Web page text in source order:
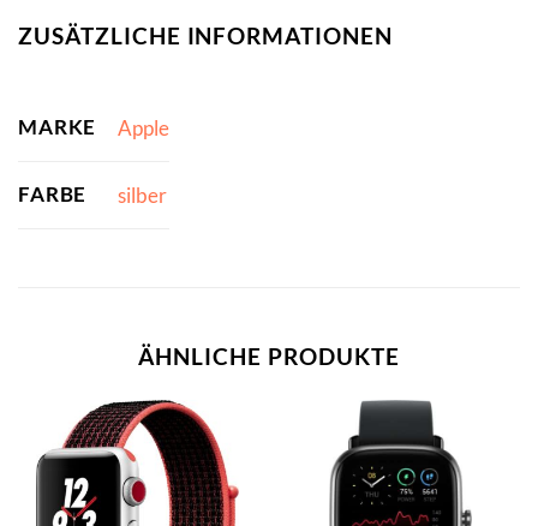
ZUSÄTZLICHE INFORMATIONEN
MARKE Apple
FARBE silber
ÄHNLICHE PRODUKTE